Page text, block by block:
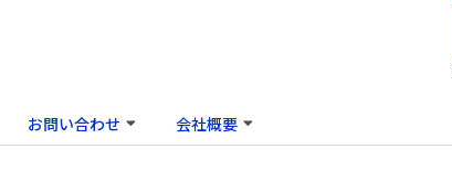
お問い合わせ 会社概要